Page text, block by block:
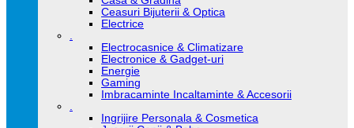
Ceasuri Bijuterii & Optica
Electrice
.
Electrocasnice & Climatizare
Electronice & Gadget-uri
Energie
Gaming
Imbracaminte Incaltaminte & Accesorii
.
Ingrijire Personala & Cosmetica